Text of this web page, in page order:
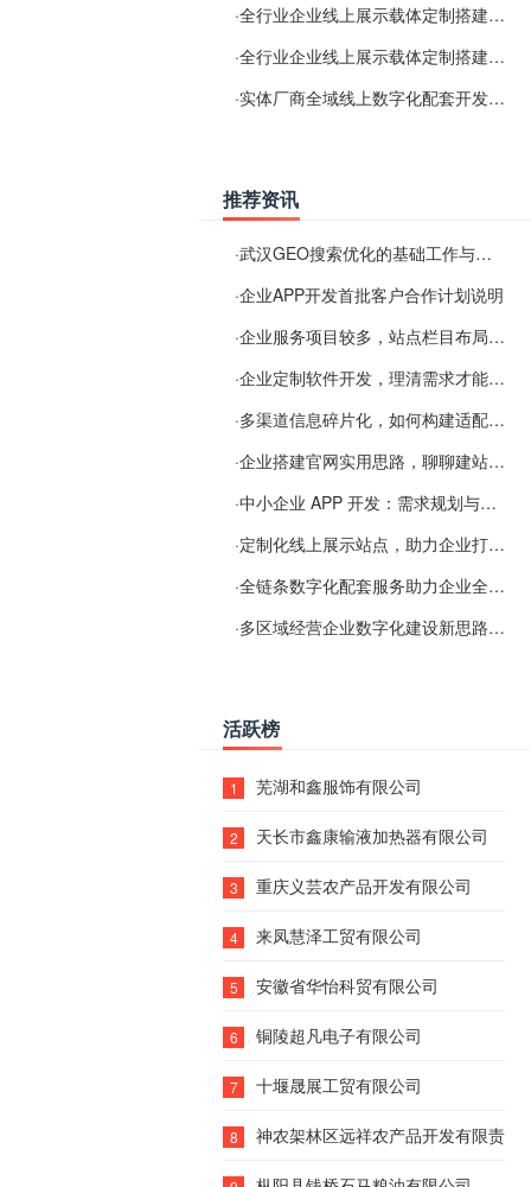
·全行业企业线上展示载体定制搭建服务
·全行业企业线上展示载体定制搭建服务
·实体厂商全域线上数字化配套开发与地域检索优化服务
推荐资讯
·武汉GEO搜索优化的基础工作与实施思路
·企业APP开发首批客户合作计划说明
·企业服务项目较多，站点栏目布局规划参考思路
·企业定制软件开发，理清需求才能提升数字化落地效率
·多渠道信息碎片化，如何构建适配 AI 检索的品牌信息源
·企业搭建官网实用思路，聊聊建站容易忽视的问题
·中小企业 APP 开发：需求规划与项目落地避坑经验分享
·定制化线上展示站点，助力企业打通线上经营渠道
·全链条数字化配套服务助力企业全域线上经营
·多区域经营企业数字化建设新思路：多端载体与地域检索一体化落地思路分享
活跃榜
1 芜湖和鑫服饰有限公司
2 天长市鑫康输液加热器有限公司
3 重庆义芸农产品开发有限公司
4 来凤慧泽工贸有限公司
5 安徽省华怡科贸有限公司
6 铜陵超凡电子有限公司
7 十堰晟展工贸有限公司
8 神农架林区远祥农产品开发有限责任